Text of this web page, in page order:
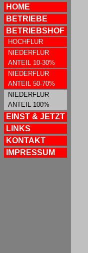
HOME
BETRIEBE
BETRIEBSHOF
HOCHFLUR
NIEDERFLUR
ANTEIL 10-30%
NIEDERFLUR
ANTEIL 50-70%
NIEDERFLUR
ANTEIL 100%
EINST & JETZT
LINKS
KONTAKT
IMPRESSUM